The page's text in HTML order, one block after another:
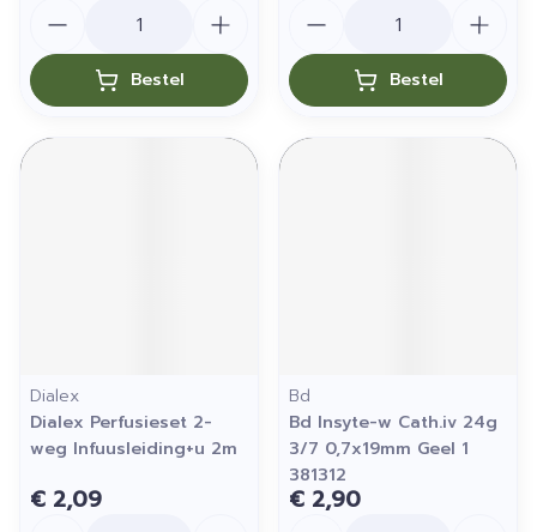
Bestel Bestel
Dialex
Dialex Perfusieset 2-
weg Infuusleiding+u 2m
€ 2,09
Bd
Bd Insyte-w Cath.iv 24g
3/7 0,7x19mm Geel 1
381312
€ 2,90